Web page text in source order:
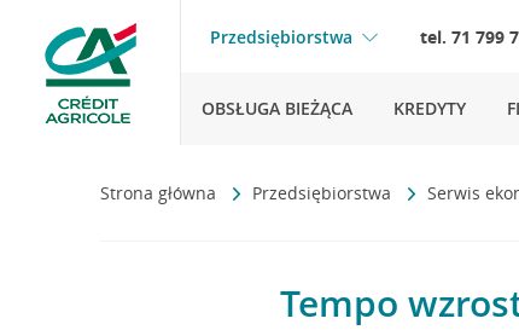
Przedsiębiorstwa tel. 71 799
OBSŁUGA BIEŻĄCA KREDYTY
Strona główna Przedsiębiorstwa Serwis
Tempo